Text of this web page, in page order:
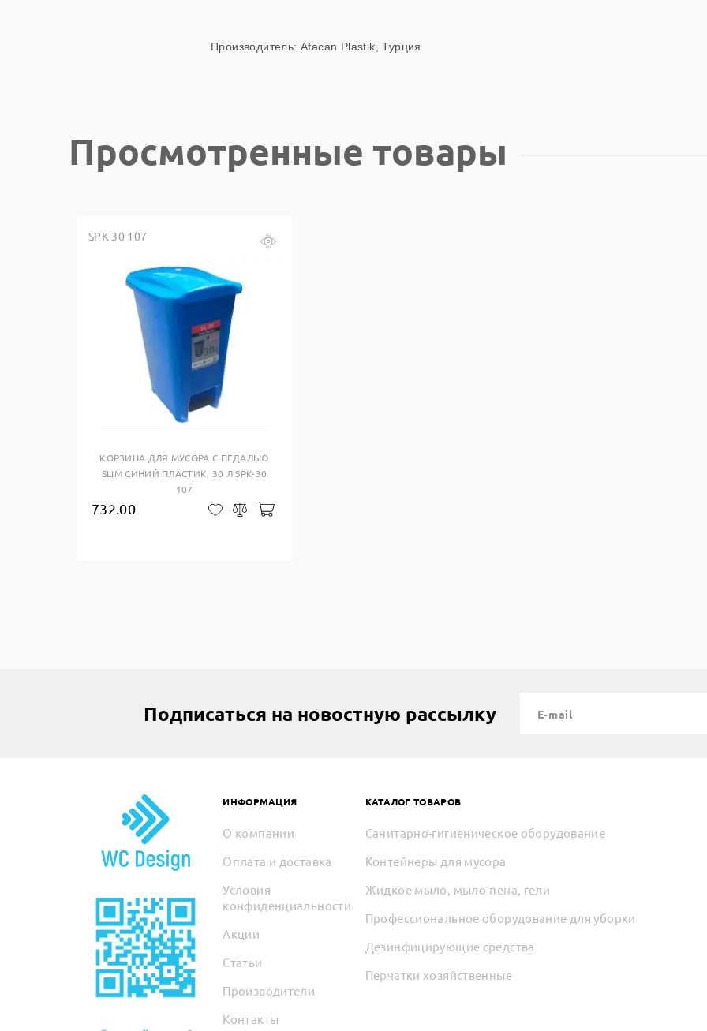
Производитель: Afacan Plastik, Турция
Просмотренные товары
SPK-30 107
Купить в один клик
КОРЗИНА ДЛЯ МУСОРА С ПЕДАЛЬЮ
SLIM СИНИЙ ПЛАСТИК, 30 Л SPK-30
107
732.00 В закладки
Сравнить
Подписаться на новостную рассылку
ИНФОРМАЦИЯ
О компании
Оплата и доставка
Условия
конфиденциальности
Акции
Статьи
Производители
Контакты
КАТАЛОГ ТОВАРОВ
Санитарно-гигиеническое оборудование
Контейнеры для мусора
Жидкое мыло, мыло-пена, гели
Профессиональное оборудование для уборки
Дезинфицирующие средства
Перчатки хозяйственные